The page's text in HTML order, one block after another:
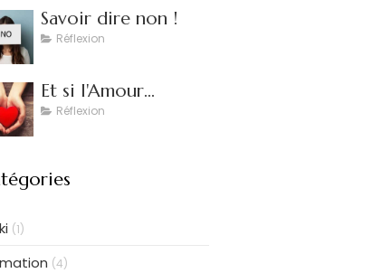
Savoir dire non !
Réflexion
Et si l'Amour...
Réflexion
(1)
(4)